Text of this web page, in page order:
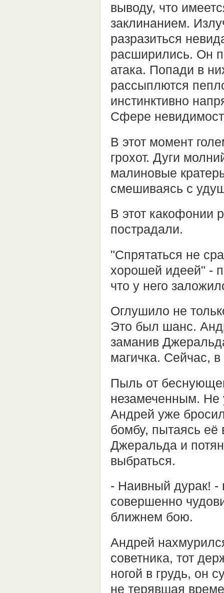
выводу, что
заклинанием.
разразиться
расширились. Он
атака. Попади в
рассыплются
инстинктивно
Сфере
В этот момент
грохот. Дуги
малиновые
смешиваясь с
В этот какофонии
пострадали.
"Спрятаться не
хорошей идеей" -
что у него
Оглушило не
Это был шанс.
заманив
магичка. Сейчас,
Пыль от
незамеченным. Не
Андрей уже
бомбу, пытаясь её
Джеральда и
выбраться.
- Наивный дурак! -
совершенно
ближнем бою.
Андрей
советника, тот
ногой в грудь, он
не терявшая